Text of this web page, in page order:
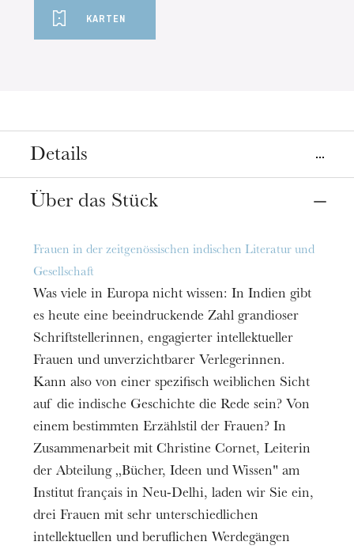
KARTEN
Details
Ort
Termin
18März 2020 18:00
Preis
Eintritt frei
Informationen
ARSMONDO INDIEN
Über das Stück
Frauen in der zeitgenössischen indischen Literatur und
Gesellschaft
Was viele in Europa nicht wissen: In Indien gibt
es heute eine beeindruckende Zahl grandioser
Schriftstellerinnen, engagierter intellektueller
Frauen und unverzichtbarer Verlegerinnen.
Kann also von einer spezifisch weiblichen Sicht
auf die indische Geschichte die Rede sein? Von
einem bestimmten Erzählstil der Frauen? In
Zusammenarbeit mit Christine Cornet, Leiterin
der Abteilung „Bücher, Ideen und Wissen" am
Institut français in Neu-Delhi, laden wir Sie ein,
drei Frauen mit sehr unterschiedlichen
intellektuellen und beruflichen Werdegängen